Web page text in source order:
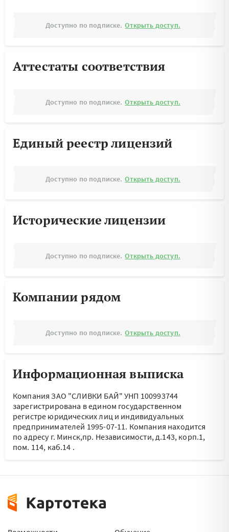
Доступно по подписке. Открыть доступ.
Аттестаты соответствия
Доступно по подписке. Открыть доступ.
Единый реестр лицензий
Доступно по подписке. Открыть доступ.
Исторические лицензии
Доступно по подписке. Открыть доступ.
Компании рядом
Доступно по подписке. Открыть доступ.
Информационная выписка
Компания ЗАО "СЛИВКИ БАЙ" УНП 100993744
зарегистрирована в едином государственном
регистре юридических лиц и индивидуальных
предпринимателей 1995-07-11. Компания находится
по адресу г. Минск,пр. Независимости, д.143, корп.1,
пом. 114, каб.14 .